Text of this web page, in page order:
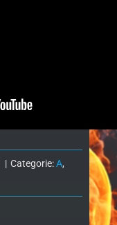
| Categorie:A,